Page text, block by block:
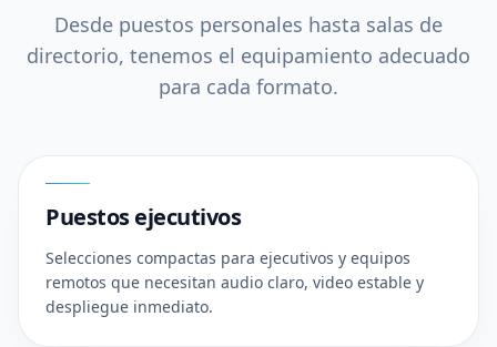
Desde puestos personales hasta salas de
directorio, tenemos el equipamiento adecuado
para cada formato.
Puestos ejecutivos
Selecciones compactas para ejecutivos y equipos
remotos que necesitan audio claro, video estable y
despliegue inmediato.